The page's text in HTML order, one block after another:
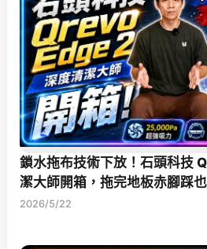
鎖水拖布技術下放！石頭科技
潔大師開箱，拖完地板赤腳踩
2026/5/22